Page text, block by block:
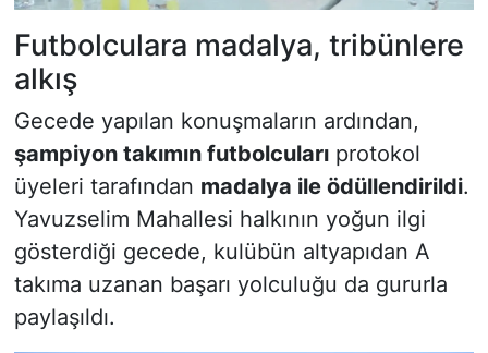
Futbolculara madalya, tribünlere
alkış
Gecede yapılan konuşmaların ardından,
şampiyon takımın futbolcularıprotokol
üyeleri tarafından madalya ile ödüllendirildi.
Yavuzselim Mahallesi halkının yoğun ilgi
gösterdiği gecede, kulübün altyapıdan A
takıma uzanan başarı yolculuğu da gururla
paylaşıldı.